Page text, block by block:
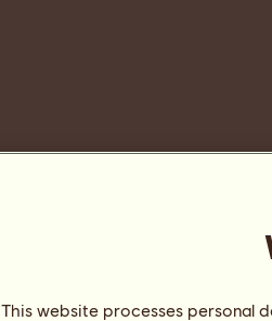
This website processes personal